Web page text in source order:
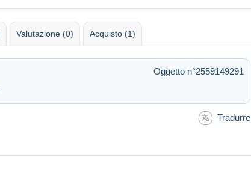
Valutazione (0) Acquisto (1)
Oggetto n°2559149291
Tradurre